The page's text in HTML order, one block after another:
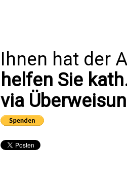
Ihnen hat der
helfen Sie
via